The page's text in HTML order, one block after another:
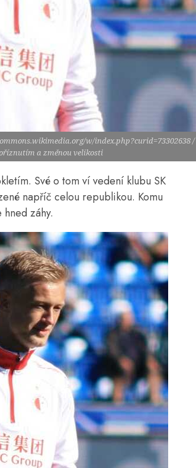
w/index.php?curid=73302638 /
a změnou velikosti
Své o tom ví vedení klubu SK
napříč celou republikou. Komu
záhy.